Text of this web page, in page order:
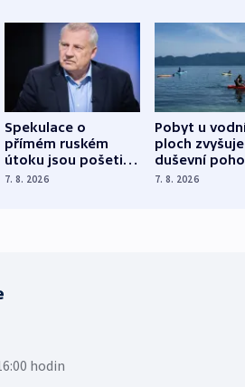
Spekulace o
přímém ruském
útoku jsou pošetilé,
míní estonský
7. 8. 2026
Pobyt u
ploch zvyšuje
duševní
ukázala
7. 8. 2026
hodin